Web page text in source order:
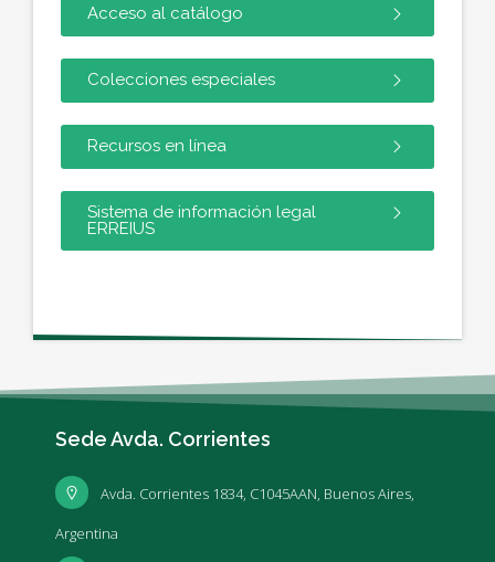
Acceso al catálogo
Colecciones especiales
Recursos en línea
Sistema de información legal
ERREIUS
Sede Avda. Corrientes
Avda. Corrientes 1834, C1045AAN, Buenos Aires,
Argentina